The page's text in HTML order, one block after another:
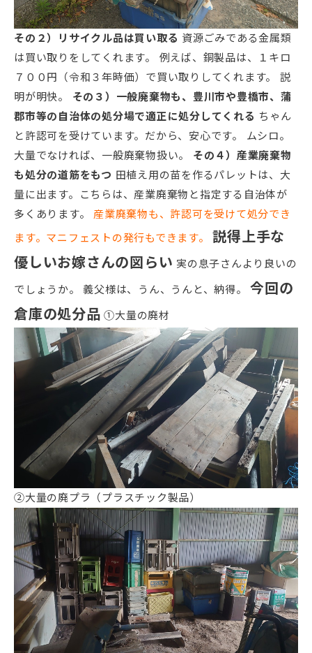
その２）リサイクル品は買い取る 資源ごみである金属類
は買い取りをしてくれます。 例えば、銅製品は、１キロ
７００円（令和３年時価）で買い取りしてくれます。 説
明が明快。 その３）一般廃棄物も、豊川市や豊橋市、蒲
郡市等の自治体の処分場で適正に処分してくれる ちゃん
と許認可を受けています。だから、安心です。 ムシロ。
大量でなければ、一般廃棄物扱い。 その４）産業廃棄物
も処分の道筋をもつ 田植え用の苗を作るパレットは、大
量に出ます。こちらは、産業廃棄物と指定する自治体が
多くあります。 産業廃棄物も、許認可を受けて処分でき
ます。マニフェストの発行もできます。
説得上手な
優しいお嫁さんの図らい 実の息子さんより良いの
でしょうか。 義父様は、うん、うんと、納得。今回の
倉庫の処分品 ①大量の廃材
②大量の廃プラ（プラスチック製品）